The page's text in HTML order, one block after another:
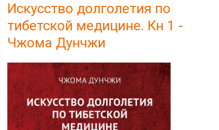
Искусство долголетия по
тибетской медицине. Кн 1 -
Чжома Дунчжи